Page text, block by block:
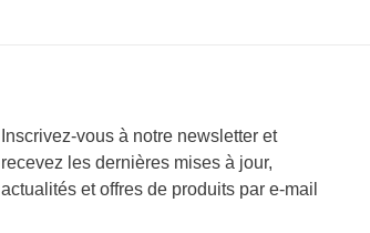
Inscrivez-vous à notre newsletter et
recevez les dernières mises à jour,
actualités et offres de produits par e-mail